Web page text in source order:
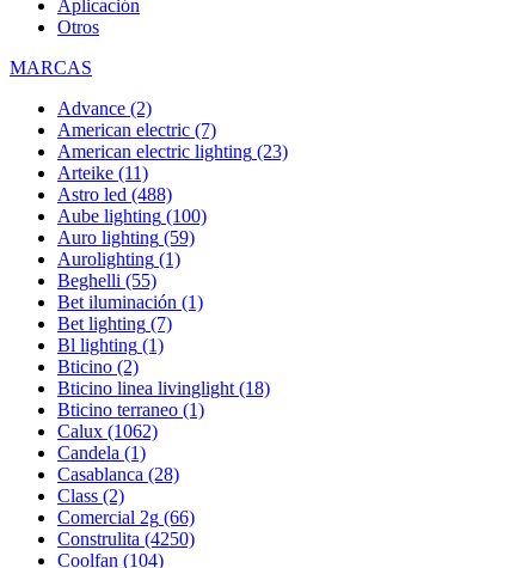
Aplicación
Otros
MARCAS
Advance (2)
American electric (7)
American electric lighting (23)
Arteike (11)
Astro led (488)
Aube lighting (100)
Auro lighting (59)
Aurolighting (1)
Beghelli (55)
Bet iluminación (1)
Bet lighting (7)
Bl lighting (1)
Bticino (2)
Bticino linea livinglight (18)
Bticino terraneo (1)
Calux (1062)
Candela (1)
Casablanca (28)
Class (2)
Comercial 2g (66)
Construlita (4250)
Coolfan (104)